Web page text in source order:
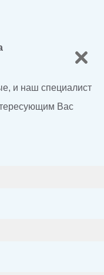
и наш специалист
Вас